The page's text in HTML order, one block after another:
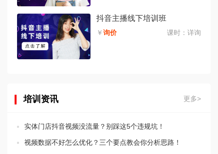
抖音主播线下培训班
￥询价 课时： 详询
培训资讯 更多>
实体门店抖音视频没流量？别踩这5个违规坑！
视频数据不好怎么优化？三个要点教会你分析思路！